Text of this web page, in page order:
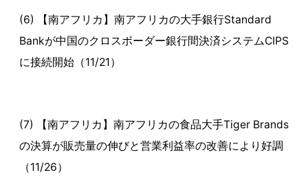
(6) 【南アフリカ】南アフリカの大手銀行Standard
Bankが中国のクロスボーダー銀行間決済システムCIPS
に接続開始（11/21）
(7) 【南アフリカ】南アフリカの食品大手Tiger Brands
の決算が販売量の伸びと営業利益率の改善により好調
（11/26）